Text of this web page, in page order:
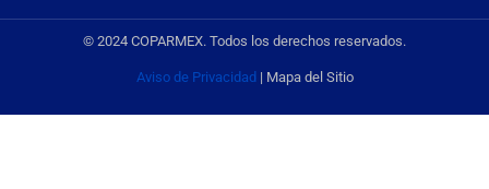
© 2024 COPARMEX. Todos los derechos reservados.
Aviso de Privacidad | Mapa del Sitio